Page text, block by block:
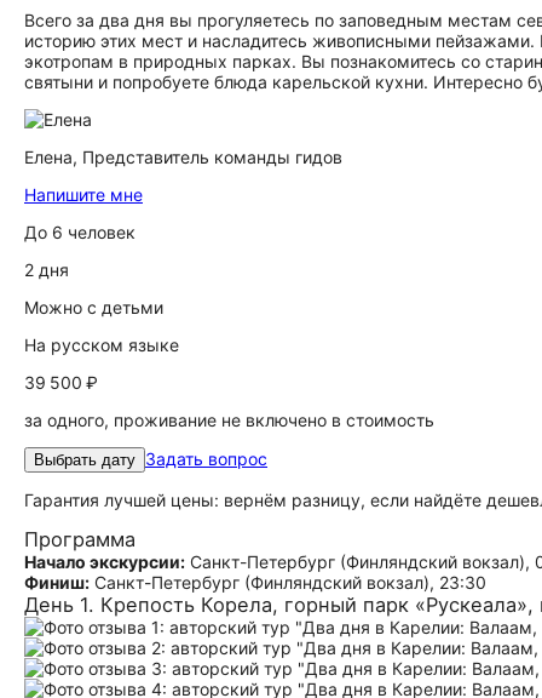
Всего за два дня вы прогуляетесь по заповедным местам
историю этих мест и насладитесь живописными
экотропам в природных парках. Вы познакомитесь со
святыни и попробуете блюда карельской кухни. Интересно
Елена, Представитель команды гидов
Напишите мне
До 6 человек
2 дня
Можно с детьми
На русском языке
39 500 ₽
за одного, проживание не включено в стоимость
Выбрать дату Задать вопрос
Гарантия лучшей цены: вернём разницу, если найдёте
Программа
Начало экскурсии: Санкт-Петербург (Финляндский вокзал),
Финиш: Санкт-Петербург (Финляндский вокзал), 23:30
День 1. Крепость Корела, горный парк